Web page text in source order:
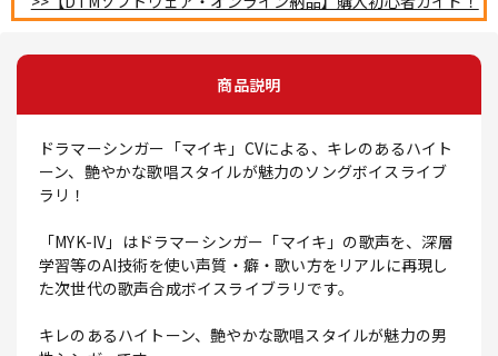
商品説明
ドラマーシンガー「マイキ」CVによる、キレのあるハイト
ーン、艶やかな歌唱スタイルが魅力のソングボイスライブ
ラリ！
「MYK-IV」はドラマーシンガー「マイキ」の歌声を、深層
学習等のAI技術を使い声質・癖・歌い方をリアルに再現し
た次世代の歌声合成ボイスライブラリです。
キレのあるハイトーン、艶やかな歌唱スタイルが魅力の男